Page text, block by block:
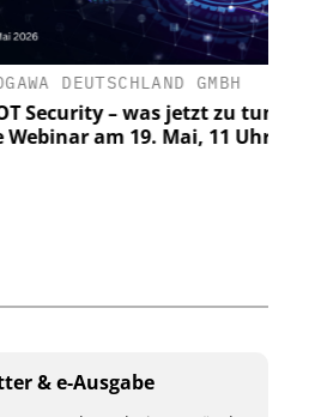
DEUTSCHLAND GMBH
Security – was jetzt zu tun
am 19. Mai, 11 Uhr
& e-Ausgabe